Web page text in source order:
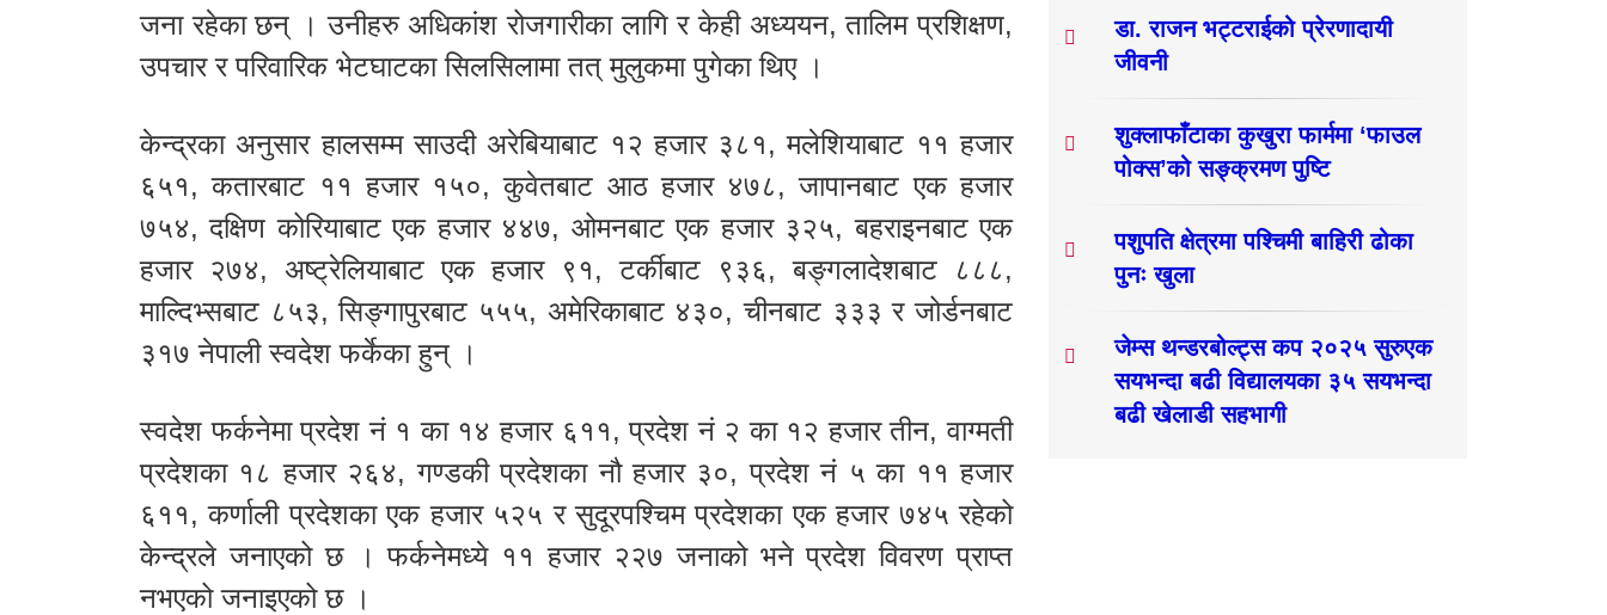
जना रहेका छन् । उनीहरु अधिकांश रोजगारीका लागि र केही अध्ययन, तालिम प्रशिक्षण,
उपचार र परिवारिक भेटघाटका सिलसिलामा तत् मुलुकमा पुगेका थिए ।
केन्द्रका अनुसार हालसम्म साउदी अरेबियाबाट १२ हजार ३८१, मलेशियाबाट ११ हजार
६५१, कतारबाट ११ हजार १५०, कुवेतबाट आठ हजार ४७८, जापानबाट एक हजार
७५४, दक्षिण कोरियाबाट एक हजार ४४७, ओमनबाट एक हजार ३२५, बहराइनबाट एक
हजार २७४, अष्ट्रेलियाबाट एक हजार ९१, टर्कीबाट ९३६, बङ्गलादेशबाट ८८८,
माल्दिभ्सबाट ८५३, सिङ्गापुरबाट ५५५, अमेरिकाबाट ४३०, चीनबाट ३३३ र जोर्डनबाट
३१७ नेपाली स्वदेश फर्केका हुन् ।
स्वदेश फर्कनेमा प्रदेश नं १ का १४ हजार ६११, प्रदेश नं २ का १२ हजार तीन, वाग्मती
प्रदेशका १८ हजार २६४, गण्डकी प्रदेशका नौ हजार ३०, प्रदेश नं ५ का ११ हजार
६११, कर्णाली प्रदेशका एक हजार ५२५ र सुदूरपश्चिम प्रदेशका एक हजार ७४५ रहेको
केन्द्रले जनाएको छ । फर्कनेमध्ये ११ हजार २२७ जनाको भने प्रदेश विवरण प्राप्त
नभएको जनाइएको छ ।
डा. राजन भट्टराईको प्रेरणादायी
जीवनी
शुक्लाफाँटाका कुखुरा फार्ममा ‘फाउल
पोक्स’को सङ्क्रमण पुष्टि
पशुपति क्षेत्रमा पश्चिमी बाहिरी ढोका
पुनः खुला
जेम्स थन्डरबोल्ट्स कप २०२५ सुरुएक
सयभन्दा बढी विद्यालयका ३५ सयभन्दा
बढी खेलाडी सहभागी